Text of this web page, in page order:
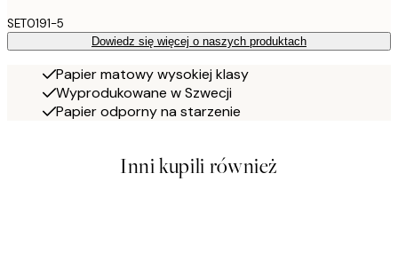
SET0191-5
Dowiedz się więcej o naszych produktach
Papier matowy wysokiej klasy
Wyprodukowane w Szwecji
Papier odporny na starzenie
Inni kupili również